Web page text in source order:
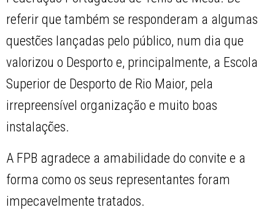
referir que também se responderam a algumas
questões lançadas pelo público, num dia que
valorizou o Desporto e, principalmente, a Escola
Superior de Desporto de Rio Maior, pela
irrepreensível organização e muito boas
instalações.
A FPB agradece a amabilidade do convite e a
forma como os seus representantes foram
impecavelmente tratados.